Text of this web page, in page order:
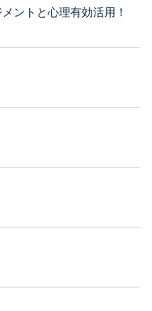
ントと心理有効活用！